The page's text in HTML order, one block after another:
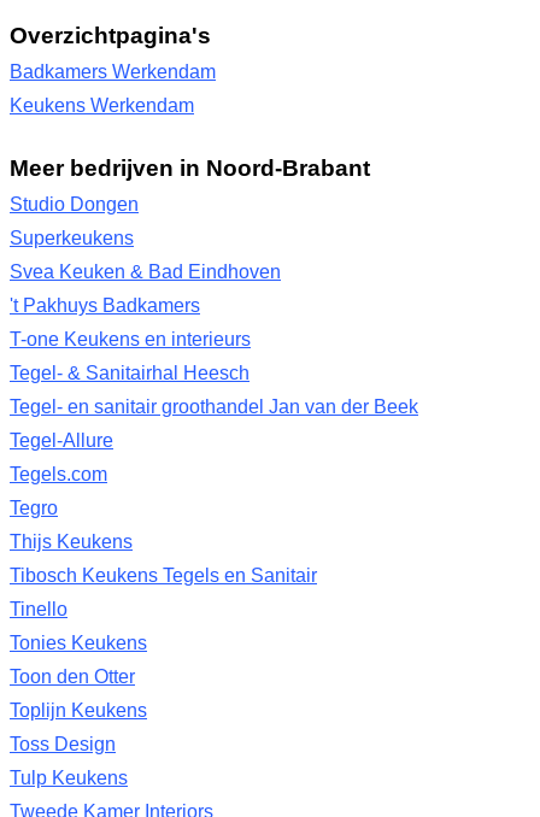
Overzichtpagina's
Badkamers Werkendam
Keukens Werkendam
Meer bedrijven in Noord-Brabant
Studio Dongen
Superkeukens
Svea Keuken & Bad Eindhoven
't Pakhuys Badkamers
T-one Keukens en interieurs
Tegel- & Sanitairhal Heesch
Tegel- en sanitair groothandel Jan van der Beek
Tegel-Allure
Tegels.com
Tegro
Thijs Keukens
Tibosch Keukens Tegels en Sanitair
Tinello
Tonies Keukens
Toon den Otter
Toplijn Keukens
Toss Design
Tulp Keukens
Tweede Kamer Interiors